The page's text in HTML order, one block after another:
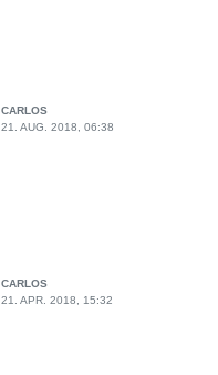
CARLOS
21. AUG. 2018, 06:38
CARLOS
21. APR. 2018, 15:32